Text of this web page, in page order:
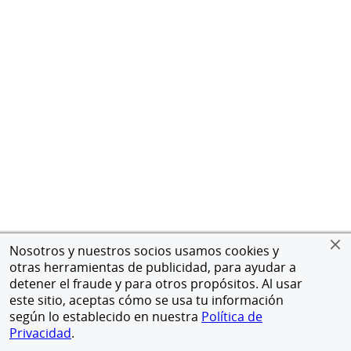
Nosotros y nuestros socios usamos cookies y
otras herramientas de publicidad, para ayudar a
detener el fraude y para otros propósitos. Al usar
este sitio, aceptas cómo se usa tu información
según lo establecido en nuestra Política de
Privacidad.